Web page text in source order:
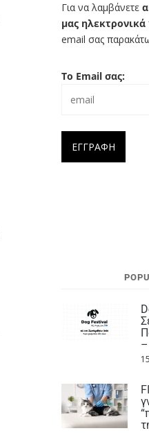
Για να λαμβάνετε
μας ηλεκτρονικά
email σας
Το Email σας: